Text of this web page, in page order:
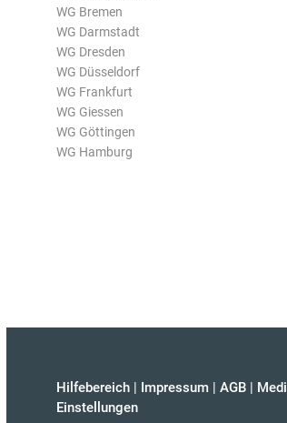
WG Bremen
WG Darmstadt
WG Dresden
WG Düsseldorf
WG Frankfurt
WG Giessen
WG Göttingen
WG Hamburg
Hilfebereich | Impressum | AGB |
Einstellungen